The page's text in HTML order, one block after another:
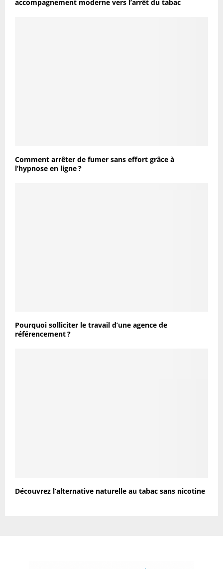
accompagnement moderne vers l’arrêt du tabac
Comment arrêter de fumer sans effort grâce à
l’hypnose en ligne ?
Pourquoi solliciter le travail d’une agence de
référencement ?
Découvrez l’alternative naturelle au tabac sans nicotine